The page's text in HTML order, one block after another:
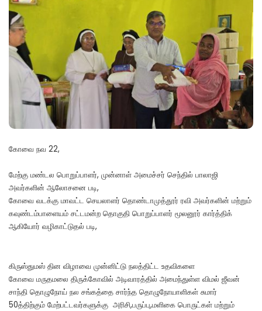
கோவை நவ 22,
மேற்கு மண்டல பொறுப்பாளர், முன்னாள் அமைச்சர் செந்தில் பாலாஜி
அவர்களின் ஆலோசனை படி,
கோவை வடக்கு மாவட்ட செயலாளர் தொண்டாமுத்தூர் ரவி அவர்களின் மற்றும்
கவுண்டம்பாளையம் சட்டமன்ற தொகுதி பொறுப்பாளர் மூலனூர் கார்த்திக்
ஆகியோர் வழிகாட்டுதல் படி,
கிருஸ்துமஸ் தின விழாவை முன்னிட்டு நலத்திட்ட உதவிகளை
கோவை மருதமலை திருக்கோவில் அடிவாரத்தில் அமைந்துள்ள விமல் ஜீவன்
சாந்தி தொழுநோய் நல சங்கத்தை சார்ந்த தொழுநோயாளிகள் சுமார்
50த்திற்கும் மேற்பட்டவர்களுக்கு அரிசி,பருப்பு,மளிகை பொருட்கள் மற்றும்